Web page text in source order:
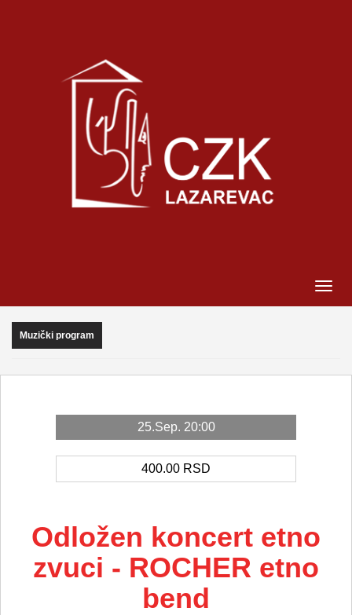
Muzički program
25.Sep. 20:00
400.00 RSD
Odložen koncert etno
zvuci - ROCHER etno
bend